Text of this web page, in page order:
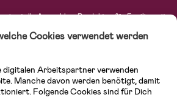
eine tolle Auswahl an Produkten für Familien mit
Tage-Rückgaberecht und einem sehr
kannst Du Dich beim Einkauf bei uns sicher
findest Du unter anderem Kinderwagen,
Produkte für Mütter und eine Menge
Spielsachen, Babyprodukte und
von bekannten Herstellern wie Britax, Maxi-
Ergobaby, Didriksons, KidKraft, Ergobaby, Philips
LEGO und vielen mehr. Schau Dich um in
Cookies verwendet werden
digitalen Arbeitspartner verwenden
Manche davon werden benötigt, damit
Folgende Cookies sind für Dich